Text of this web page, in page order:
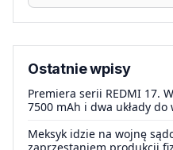
Ostatnie wpisy
Premiera serii REDMI 17.
7500 mAh i dwa układy do
Meksyk idzie na wojnę
zaprzestaniem produkcji